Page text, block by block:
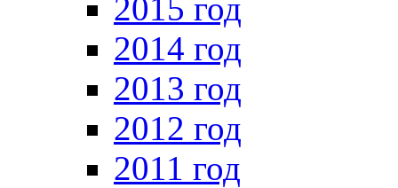
2015 год
2014 год
2013 год
2012 год
2011 год